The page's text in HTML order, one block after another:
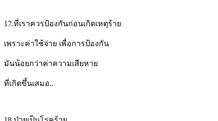
17.ที่เราควรป้องกันก่อนเกิดเหตุร้าย
เพราะค่าใช้จ่าย เพื่อการป้องกัน
มันน้อยกว่าค่าความเสียหาย
ที่เกิดขึ้นเสมอ..